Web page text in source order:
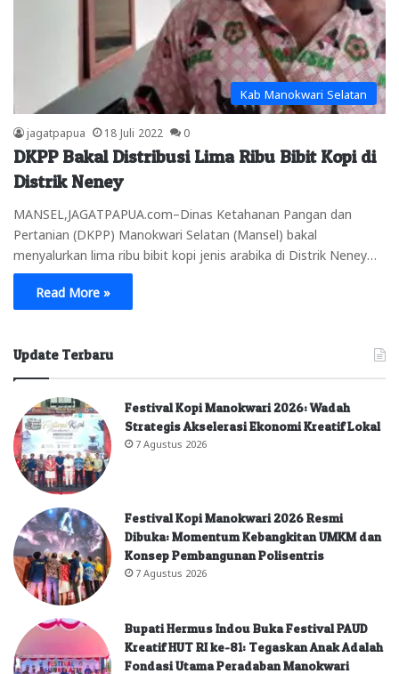
Kab Manokwari Selatan
jagatpapua 18 Juli 2022 0
DKPP Bakal Distribusi Lima Ribu Bibit Kopi di
Distrik Neney
MANSEL,JAGATPAPUA.com–Dinas Ketahanan Pangan dan
Pertanian (DKPP) Manokwari Selatan (Mansel) bakal
menyalurkan lima ribu bibit kopi jenis arabika di Distrik Neney…
Read More »
Update Terbaru
Festival Kopi Manokwari 2026: Wadah
Strategis Akselerasi Ekonomi Kreatif Lokal
7 Agustus 2026
Festival Kopi Manokwari 2026 Resmi
Dibuka: Momentum Kebangkitan UMKM dan
Konsep Pembangunan Polisentris
7 Agustus 2026
Bupati Hermus Indou Buka Festival PAUD
Kreatif HUT RI ke-81: Tegaskan Anak Adalah
Fondasi Utama Peradaban Manokwari